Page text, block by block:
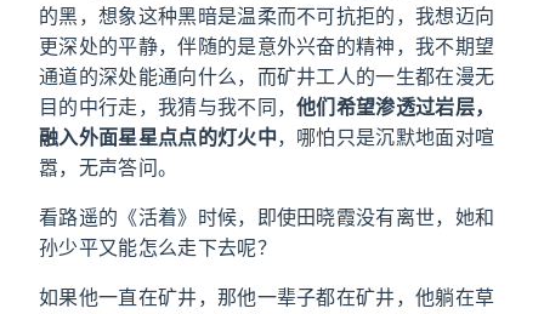
的黑，想象这种黑暗是温柔而不可抗拒的，我想迈向
更深处的平静，伴随的是意外兴奋的精神，我不期望
通道的深处能通向什么，而矿井工人的一生都在漫无
目的中行走，我猜与我不同，他们希望渗透过岩层，
融入外面星星点点的灯火中，哪怕只是沉默地面对喧
嚣，无声答问。
看路遥的《活着》时候，即使田晓霞没有离世，她和
孙少平又能怎么走下去呢？
如果他一直在矿井，那他一辈子都在矿井，他躺在草